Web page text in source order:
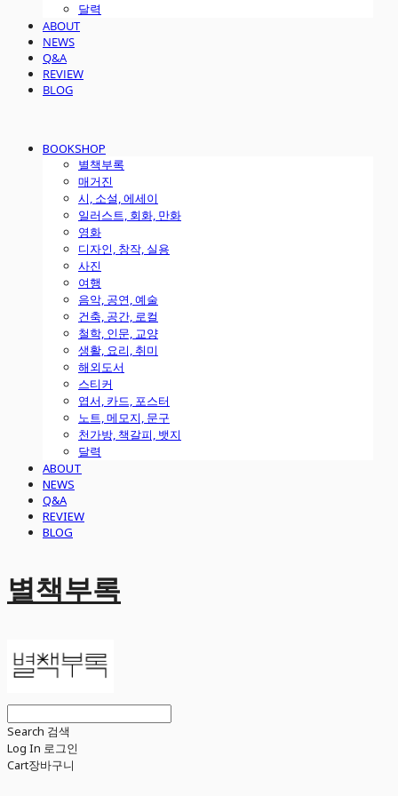
달력
ABOUT
NEWS
Q&A
REVIEW
BLOG
BOOKSHOP
별책부록
매거진
시, 소설, 에세이
일러스트, 회화, 만화
영화
디자인, 창작, 실용
사진
여행
음악, 공연, 예술
건축, 공간, 로컬
철학, 인문, 교양
생활, 요리, 취미
해외도서
스티커
엽서, 카드, 포스터
노트, 메모지, 문구
천가방, 책갈피, 뱃지
달력
ABOUT
NEWS
Q&A
REVIEW
BLOG
별책부록
Search 검색
Log In 로그인
Cart장바구니